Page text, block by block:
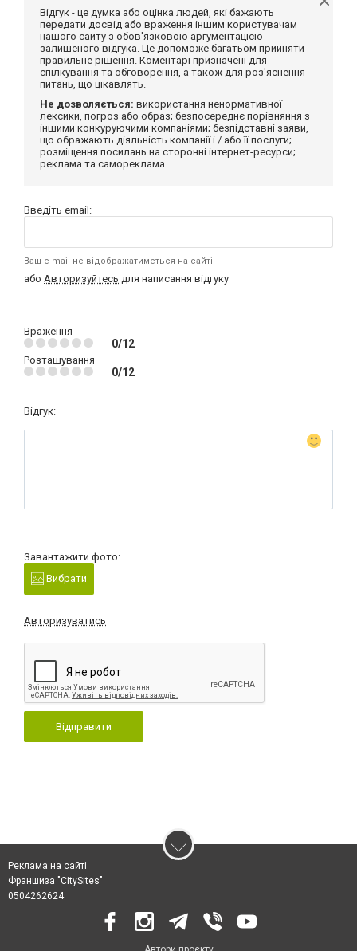
Відгук - це думка або оцінка людей, які бажають
передати досвід або враження іншим користувачам
нашого сайту з обов'язковою аргументацією
залишеного відгука. Це допоможе багатьом прийняти
правильне рішення. Коментарі призначені для
спілкування та обговорення, а також для роз'яснення
питань, що цікавлять.
Не дозволяється: використання ненормативної
лексики, погроз або образ; безпосереднє порівняння з
іншими конкуруючими компаніями; безпідставні заяви,
що ображають діяльність компанії і / або її послуги;
розміщення посилань на сторонні інтернет-ресурси;
реклама та самореклама.
Введіть email:
Ваш e-mail не відображатиметься на сайті
або Авторизуйтесь для написання відгуку
Враження
0/12
Розташування
0/12
Відгук:
Завантажити фото:
Вибрати
Авторизуватись
Відправити
Реклама на сайті
Франшиза "CitySites"
0504262624